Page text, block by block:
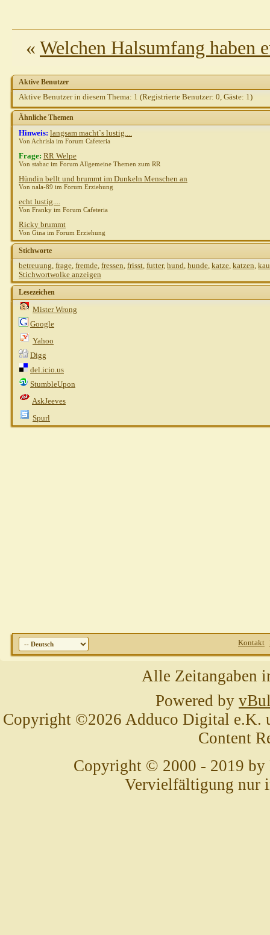
« Welchen Halsumfang haben
Aktive Benutzer
Aktive Benutzer in diesem Thema: 1 (Registrierte Benutzer: 0, Gäste: 1)
Ähnliche Themen
Hinweis: langsam macht`s lustig....
Von Achrisla im Forum Cafeteria
Frage: RR Welpe
Von stabac im Forum Allgemeine Themen zum RR
Hündin bellt und brummt im Dunkeln Menschen an
Von nala-89 im Forum Erziehung
echt lustig....
Von Franky im Forum Cafeteria
Ricky brummt
Von Gina im Forum Erziehung
Stichworte
betreuung, frage, fremde, fressen, frisst, futter, hund, hunde, katze, katzen,
Stichwortwolke anzeigen
Lesezeichen
Mister Wrong
Google
Yahoo
Digg
del.icio.us
StumbleUpon
AskJeeves
Spurl
Kontakt
Alle Zeitangaben
Powered by
Copyright ©2026 Adduco Digital e.K.
Content
Copyright © 2000 - 2019 by
Vervielfältigung nur